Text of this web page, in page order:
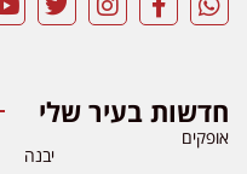
חדשות בעיר שלי
אופקים
יבנה